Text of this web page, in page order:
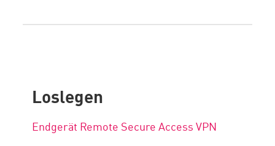
Loslegen
Endgerät Remote Secure Access VPN